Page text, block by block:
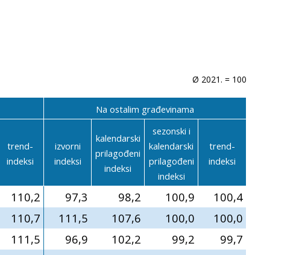
Ø 2021. = 100
Na ostalim građevinama
trend-
indeksi
izvorni
indeksi
kalendarski
prilagođeni
indeksi
sezonski i
kalendarski
prilagođeni
indeksi
trend-
indeksi
110,2 97,3 98,2 100,9
100,4
110,7 111,5 107,6 100,0
100,0
111,5 96,9 102,2 99,2
99,7